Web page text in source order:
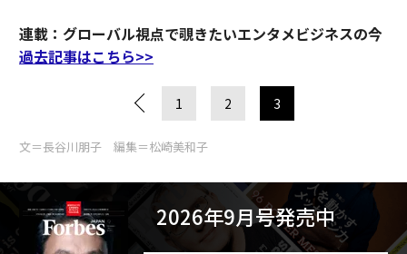
連載：グローバル視点で覗きたいエンタメビジネスの今
過去記事はこちら>>
1 2 3
文＝長谷川朋子 編集＝松崎美和子
2026年9月号発売中